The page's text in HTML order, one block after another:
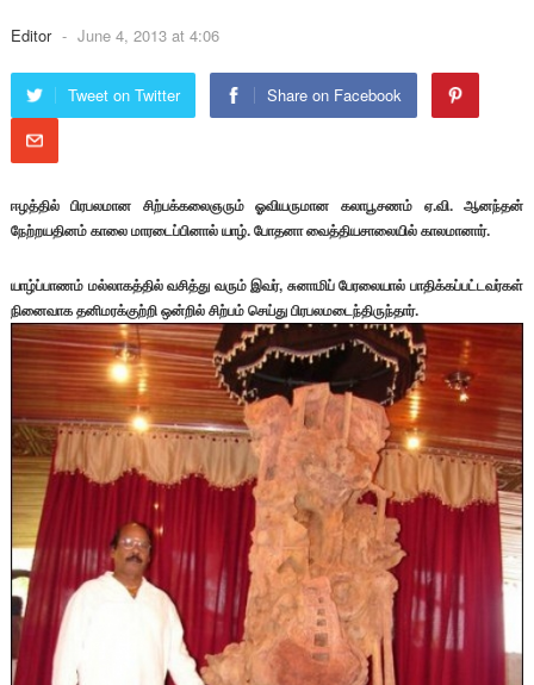
Editor - June 4, 2013 at 4:06
Tweet on Twitter Share on Facebook
ஈழத்தில் பிரபலமான சிற்பக்கலைஞரும் ஓவியருமான கலாபூசணம் ஏ.வி. ஆனந்தன்
நேற்றயதினம் காலை மாரடைப்பினால் யாழ். போதனா வைத்தியசாலையில் காலமானார்.
யாழ்ப்பாணம் மல்லாகத்தில் வசித்து வரும் இவர், சுனாமிப் பேரலையால் பாதிக்கப்பட்டவர்கள்
நினைவாக தனிமரக்குற்றி ஒன்றில் சிற்பம் செய்து பிரபலமடைந்திருந்தார்.